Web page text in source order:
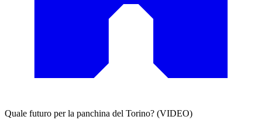
Quale futuro per la panchina del Torino? (VIDEO)